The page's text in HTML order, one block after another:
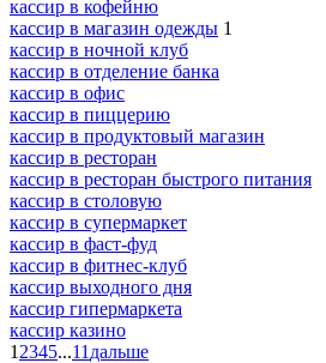
кассир в кофейню
кассир в магазин одежды 1
кассир в ночной клуб
кассир в отделение банка
кассир в офис
кассир в пиццерию
кассир в продуктовый магазин
кассир в ресторан
кассир в ресторан быстрого питания
кассир в столовую
кассир в супермаркет
кассир в фаст-фуд
кассир в фитнес-клуб
кассир выходного дня
кассир гипермаркета
кассир казино
1 2345...11 дальше